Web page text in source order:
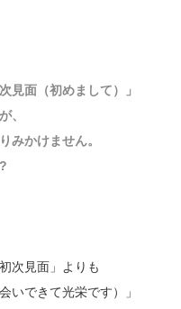
見面（初めまして）」
、
みかけません。
次見面」よりも
いできて光栄です）」